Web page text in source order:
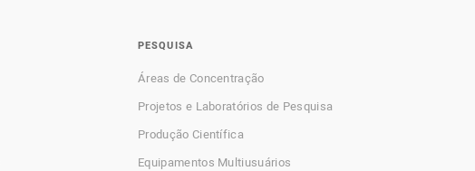
PESQUISA
Áreas de Concentração
Projetos e Laboratórios de Pesquisa
Produção Científica
Equipamentos Multiusuários